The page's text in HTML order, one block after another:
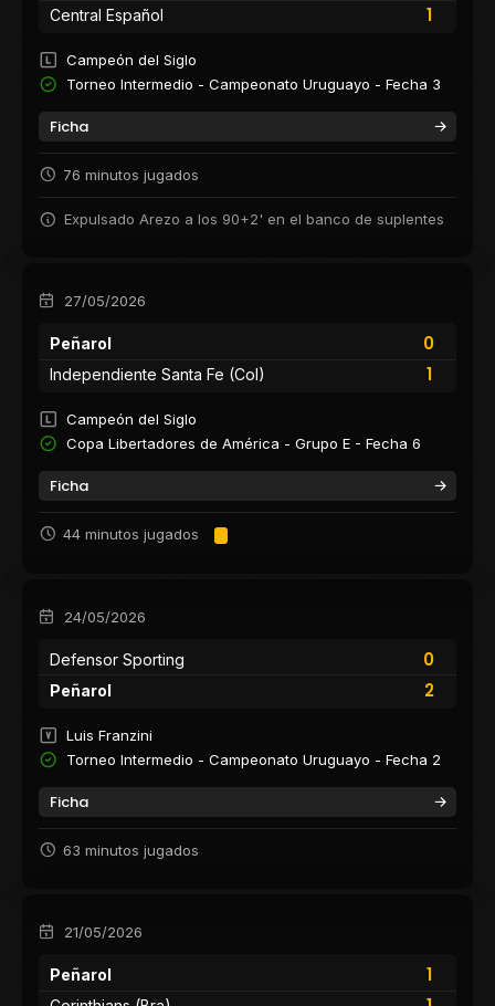
1
Central Español
Campeón del Siglo
Torneo Intermedio - Campeonato Uruguayo - Fecha 3
Ficha
76 minutos jugados
Expulsado Arezo a los 90+2' en el banco de suplentes
27/05/2026
Peñarol
0
1
Independiente Santa Fe (Col)
Campeón del Siglo
Copa Libertadores de América - Grupo E - Fecha 6
Ficha
44 minutos jugados
24/05/2026
Defensor Sporting
0
2
Peñarol
Luis Franzini
Torneo Intermedio - Campeonato Uruguayo - Fecha 2
Ficha
63 minutos jugados
21/05/2026
Peñarol
1